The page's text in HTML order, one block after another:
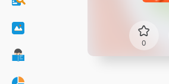
0